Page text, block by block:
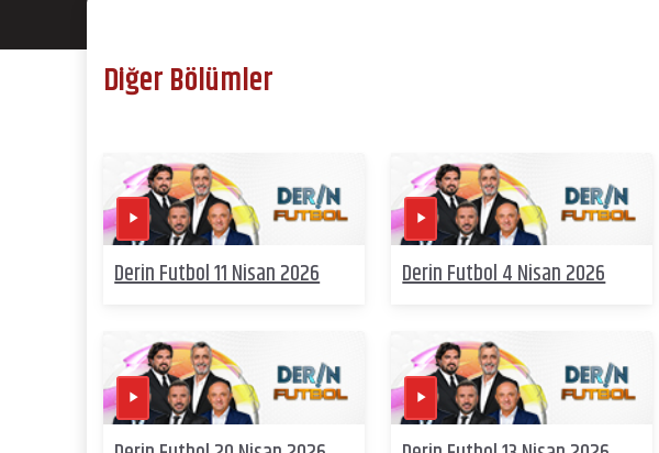
Diğer Bölümler
Derin Futbol 11 Nisan 2026 Derin Futbol 4 Nisan 2026